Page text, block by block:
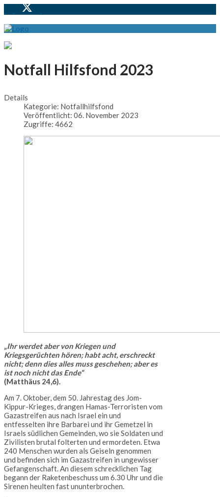
Notfall Hilfsfond 2023
Details
Kategorie: Notfallhilfsfond
Veröffentlicht: 06. November 2023
Zugriffe: 4662
„Ihr werdet aber von Kriegen und
Kriegsgerüchten hören; habt acht, erschreckt
nicht; denn dies alles muss geschehen; aber es
ist noch nicht das Ende“
(Matthäus 24,6).
Am 7. Oktober, dem 50. Jahrestag des Jom-
Kippur-Krieges, drangen Hamas-Terroristen vom
Gazastreifen aus nach Israel ein und
entfesselten ihre Barbarei und ihr Gemetzel in
Israels südlichen Gemeinden, wo sie Soldaten und
Zivilisten brutal folterten und ermordeten. Etwa
240 Menschen wurden als Geiseln genommen
und befinden sich im Gazastreifen in ungewisser
Gefangenschaft. An diesem schrecklichen Tag
begann der Raketenbeschuss um 6.30 Uhr und die
Sirenen heulten fast ununterbrochen.